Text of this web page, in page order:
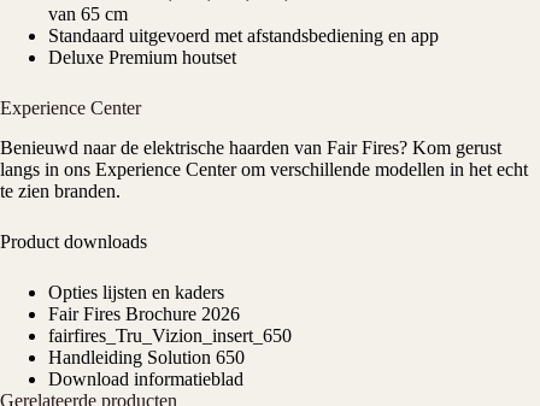
van 65 cm
Standaard uitgevoerd met afstandsbediening en app
Deluxe Premium houtset
Experience Center
Benieuwd naar de elektrische haarden van Fair Fires? Kom gerust
langs in ons Experience Centerom verschillende modellen in het echt
te zien branden.
Product downloads
Opties lijsten en kaders
Fair Fires Brochure 2026
fairfires_Tru_Vizion_insert_650
Handleiding Solution 650
Download informatieblad
Gerelateerde producten